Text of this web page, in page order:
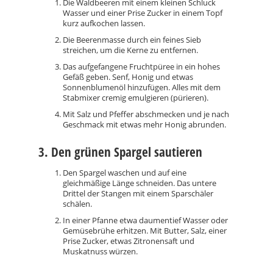
Die Waldbeeren mit einem kleinen Schluck
Wasser und einer Prise Zucker in einem Topf
kurz aufkochen lassen.
Die Beerenmasse durch ein feines Sieb
streichen, um die Kerne zu entfernen.
Das aufgefangene Fruchtpüree in ein hohes
Gefäß geben. Senf, Honig und etwas
Sonnenblumenöl hinzufügen. Alles mit dem
Stabmixer cremig emulgieren (pürieren).
Mit Salz und Pfeffer abschmecken und je nach
Geschmack mit etwas mehr Honig abrunden.
3. Den grünen Spargel sautieren
Den Spargel waschen und auf eine
gleichmäßige Länge schneiden. Das untere
Drittel der Stangen mit einem Sparschäler
schälen.
In einer Pfanne etwa daumentief Wasser oder
Gemüsebrühe erhitzen. Mit Butter, Salz, einer
Prise Zucker, etwas Zitronensaft und
Muskatnuss würzen.